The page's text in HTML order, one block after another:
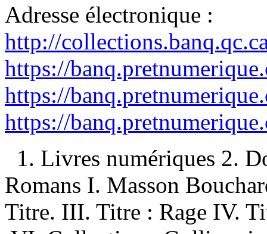
Adresse électronique :
http://
https://
https://
https://
1. Livres numériques 2.
Romans I. Masson
Titre. III. Titre : Rage IV.